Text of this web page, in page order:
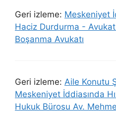
Geri izleme: Meskeniyet
Haciz Durdurma -
Boşanma Avukatı
Geri izleme: Aile Konutu
Meskeniyet İddiasında
Hukuk Bürosu Av.